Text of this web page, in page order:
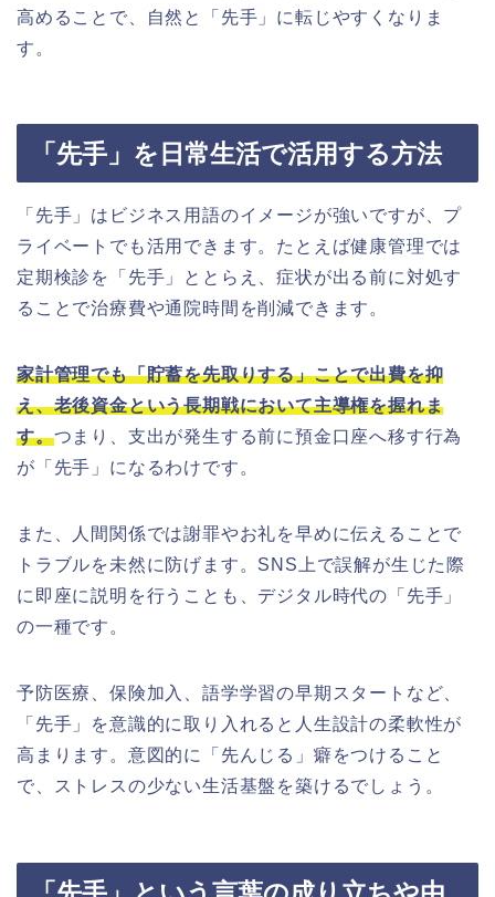
高めることで、自然と「先手」に転じやすくなりま
す。
「先手」を日常生活で活用する方法
「先手」はビジネス用語のイメージが強いですが、プ
ライベートでも活用できます。たとえば健康管理では
定期検診を「先手」ととらえ、症状が出る前に対処す
ることで治療費や通院時間を削減できます。
家計管理でも「貯蓄を先取りする」ことで出費を抑
え、老後資金という長期戦において主導権を握れま
す。つまり、支出が発生する前に預金口座へ移す行為
が「先手」になるわけです。
また、人間関係では謝罪やお礼を早めに伝えることで
トラブルを未然に防げます。SNS上で誤解が生じた際
に即座に説明を行うことも、デジタル時代の「先手」
の一種です。
予防医療、保険加入、語学学習の早期スタートなど、
「先手」を意識的に取り入れると人生設計の柔軟性が
高まります。意図的に「先んじる」癖をつけること
で、ストレスの少ない生活基盤を築けるでしょう。